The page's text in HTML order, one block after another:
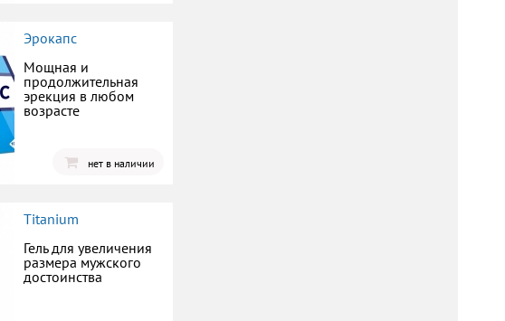
Эрокапс
Мощная и
продолжительная
эрекция в любом
возрасте
нет в наличии
Titanium
Гель для увеличения
размера мужского
достоинства